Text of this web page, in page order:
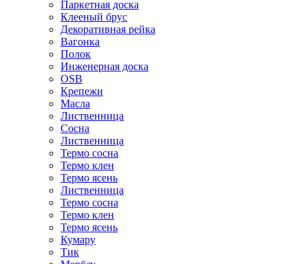
Паркетная доска
Клееный брус
Декоративная рейка
Вагонка
Полок
Инженерная доска
OSB
Крепежи
Масла
Лиственница
Сосна
Лиственница
Термо сосна
Термо клен
Термо ясень
Лиственница
Термо сосна
Термо клен
Термо ясень
Кумару
Тик